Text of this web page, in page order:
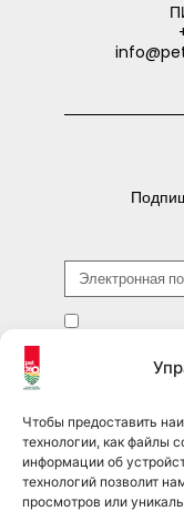
Чтобы предоставить
технологии, как файлы
информации об
технологий позволит
просмотров или
конфиденциальности